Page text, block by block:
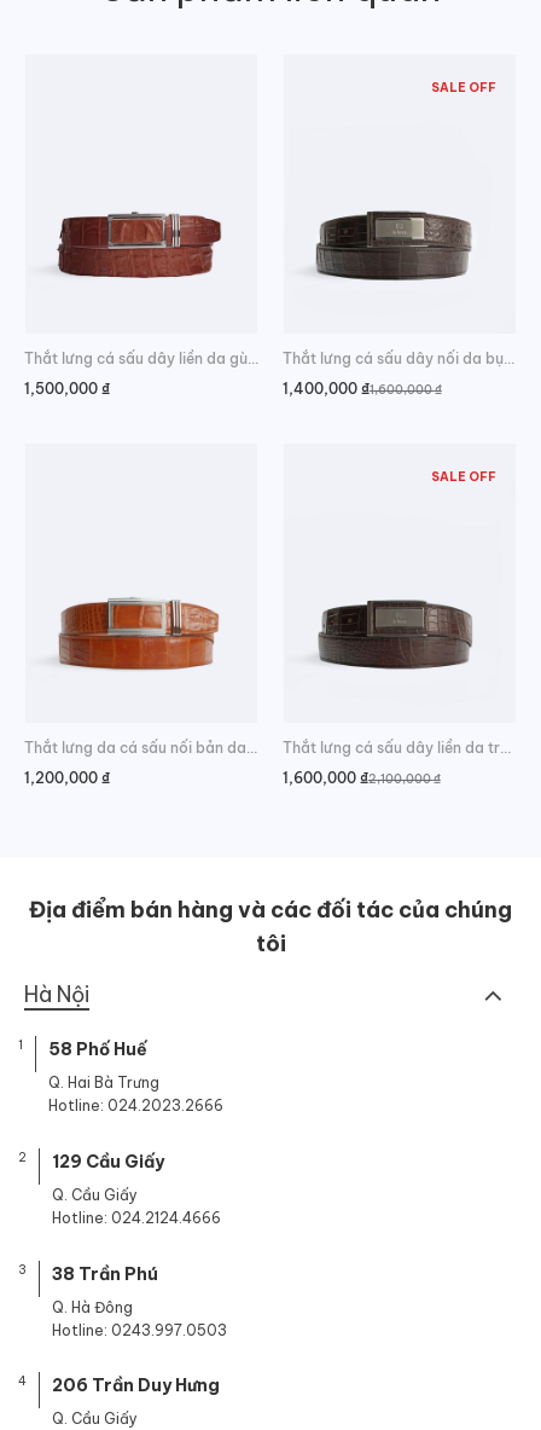
Thắt lưng cá sấu dây liền da gù đẳng cấp
1,500,000 ₫
SALE OFF
Thắt lưng cá sấu dây nối da bụng chất lượng
1,600,000₫
Giá
1,400,000 ₫
Giá
1,200,000 ₫
SALE OFF
Thắt lưng cá sấu dây liền da trơn sang trọng
2,100,000₫
Giá
1,600,000 ₫
Giá
Địa điểm bán hàng và các đối tác của chúng
tôi
Hà Nội
1 58 Phố Huế
Q. Hai Bà Trưng
Hotline: 024.2023.2666
2 129 Cầu Giấy
Q. Cầu Giấy
Hotline: 024.2124.4666
3 38 Trần Phú
Q. Hà Đông
Hotline: 0243.997.0503
4 206 Trần Duy Hưng
Q. Cầu Giấy